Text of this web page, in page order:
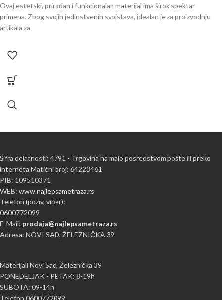
Ovaj estetski, prirodan i funkcionalan materijal ima širok spektar
primena. Zbog svojih jedinstvenih svojstava, idealan je za proizvodnju
artikala za
Šifra delatnosti: 4791 - Trgovina na malo posredstvom pošte ili preko
interneta Matični broj: 64223461
PIB: 109510371
WEB: www.najlepsametraza.rs
Telefon (poziv, viber):
0600772099
E-Mail: prodaja@najlepsametraza.rs
Adresa: NOVI SAD, ŽELEZNIČKA 39
Materijali Novi Sad, Železnička 39
PONEDELJAK - PETAK: 8-19h
SUBOTA: 09-14h
Telefon 0600772099